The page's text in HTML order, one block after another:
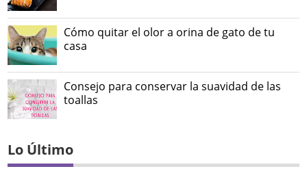
Cómo quitar el olor a orina de gato de tu
casa
Consejo para conservar la suavidad de las
toallas
Lo Último